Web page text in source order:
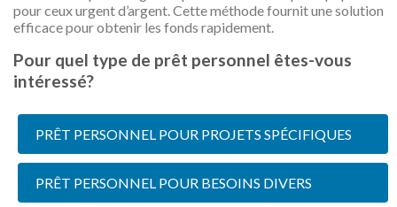
pour ceux urgent d’argent. Cette méthode fournit une solution
efficace pour obtenir les fonds rapidement.
Pour quel type de prêt personnel êtes-vous
intéressé?
PRÊT PERSONNEL POUR PROJETS SPÉCIFIQUES
PRÊT PERSONNEL POUR BESOINS DIVERS